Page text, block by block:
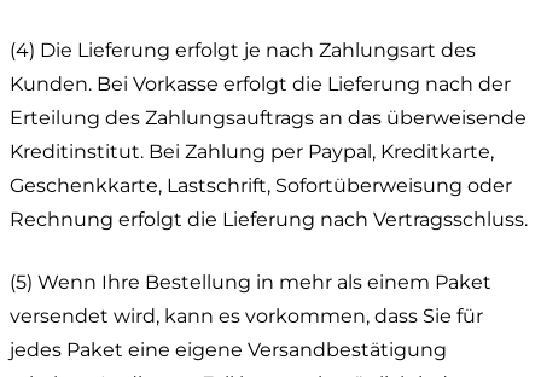
(4) Die Lieferung erfolgt je nach Zahlungsart des
Kunden. Bei Vorkasse erfolgt die Lieferung nach der
Erteilung des Zahlungsauftrags an das überweisende
Kreditinstitut. Bei Zahlung per Paypal, Kreditkarte,
Geschenkkarte, Lastschrift, Sofortüberweisung oder
Rechnung erfolgt die Lieferung nach Vertragsschluss.
(5) Wenn Ihre Bestellung in mehr als einem Paket
versendet wird, kann es vorkommen, dass Sie für
jedes Paket eine eigene Versandbestätigung